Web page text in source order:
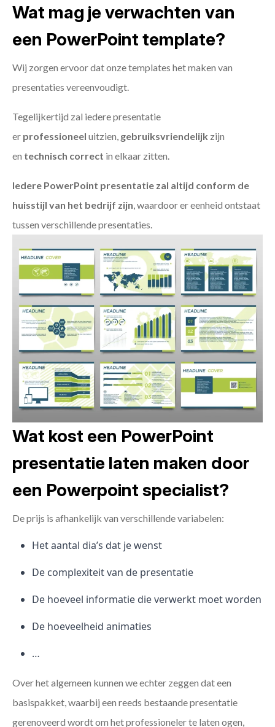
Wat mag je verwachten van
een PowerPoint template?
Wij zorgen ervoor dat onze templates het maken van
presentaties vereenvoudigt.
Tegelijkertijd zal iedere presentatie
er professioneel uitzien, gebruiksvriendelijk zijn
en technisch correct in elkaar zitten.
Iedere PowerPoint presentatie zal altijd conform de
huisstijl van het bedrijf zijn, waardoor er eenheid ontstaat
tussen verschillende presentaties.
Wat kost een PowerPoint
presentatie laten maken door
een Powerpoint specialist?
De prijs is afhankelijk van verschillende variabelen:
Het aantal dia’s dat je wenst
De complexiteit van de presentatie
De hoeveel informatie die verwerkt moet worden
De hoeveelheid animaties
…
Over het algemeen kunnen we echter zeggen dat een
basispakket, waarbij een reeds bestaande presentatie
gerenoveerd wordt om het professioneler te laten ogen,